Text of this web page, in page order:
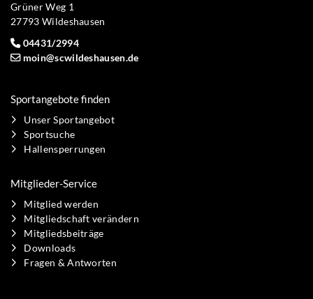
Grüner Weg 1
27793 Wildeshausen
04431/2994
moin@scwildeshausen.de
Sportangebote finden
Unser Sportangebot
Sportsuche
Hallensperrungen
Mitglieder-Service
Mitglied werden
Mitgliedschaft verändern
Mitgliedsbeiträge
Downloads
Fragen & Antworten